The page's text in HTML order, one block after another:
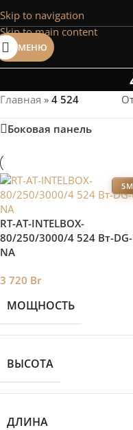
Skip to navigation
Skip to main content
Сэкономим
Рассчитаем мощность
МЕНЮ
Главная » 4 524
Боковая панель
RT-AT-INTELBOX-
80/250/3000/4 524 Вт-
NA
3 720 Br
МОЩНОСТЬ
ВЫСОТА
ДЛИНА